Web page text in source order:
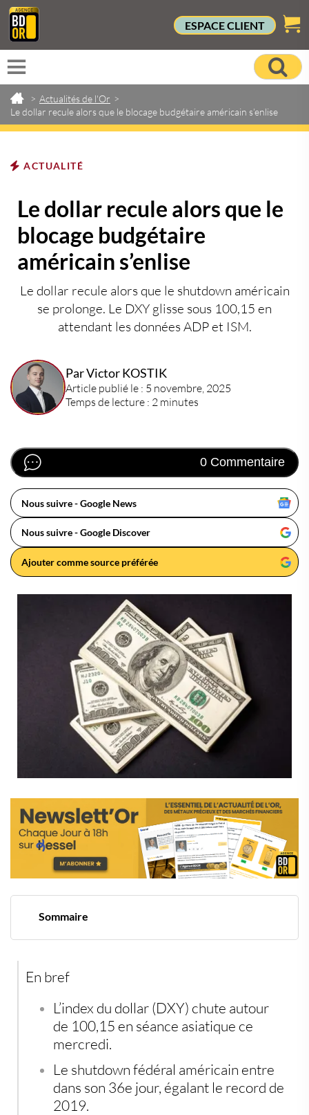
ESPACE CLIENT
> Actualités de l'Or >
Le dollar recule alors que le blocage budgétaire américain s’enlise
ACTUALITÉ
Le dollar recule alors que le
blocage budgétaire
américain s’enlise
Le dollar recule alors que le shutdown américain
se prolonge. Le DXY glisse sous 100,15 en
attendant les données ADP et ISM.
Par Victor KOSTIK
Article publié le : 5 novembre, 2025
Temps de lecture : 2 minutes
0 Commentaire
Nous suivre - Google News
Nous suivre - Google Discover
Ajouter comme source préférée
Sommaire
Les données économiques sous surveillance
En bref
L’index du dollar (DXY) chute autour
de 100,15 en séance asiatique ce
mercredi.
Le shutdown fédéral américain entre
dans son 36e jour, égalant le record de
2019.